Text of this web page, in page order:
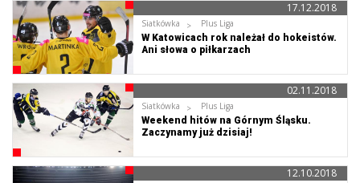
Siatkówka
Plus Liga
W Katowicach rok należał do hokeistów.
Ani słowa o piłkarzach
17.12.2018
Siatkówka
Plus Liga
Weekend hitów na Górnym Śląsku.
Zaczynamy już dzisiaj!
02.11.2018
12.10.2018